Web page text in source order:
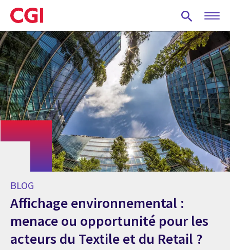
Skip
to
main
content
BLOG
Affichage environnemental :
menace ou opportunité pour les
acteurs du Textile et du Retail ?